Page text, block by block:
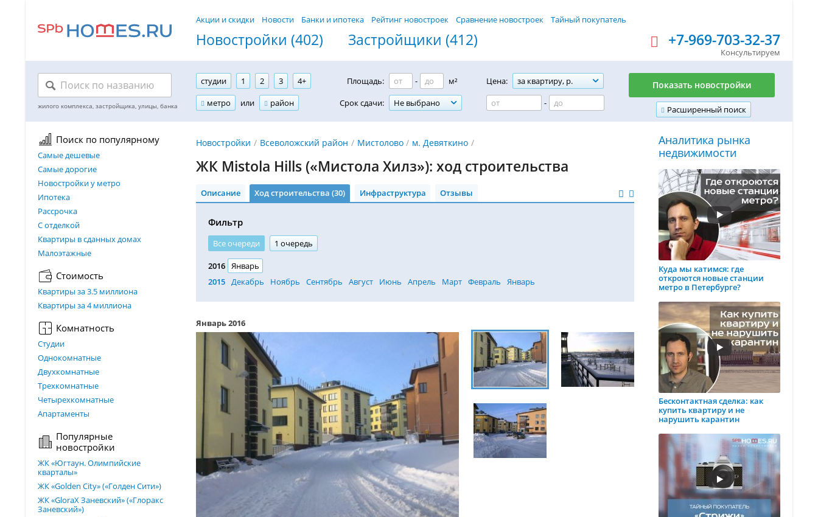
Акции и скидки Новости Банки и ипотека Рейтинг новостроек Сравнение новостроек Тайный покупатель
Новостройки (402) Застройщики (412) +7-969-703-32-37
Консультируем
студии 1 2 3
4+
метро
или район
Площадь: -
м²
Срок сдачи:
Не выбрано
Цена:
за квартиру, р.
-
Расширенный поиск
Показать новостройки
Поиск по популярному
Самые дешевые
Самые дорогие
Новостройки у метро
Ипотека
Рассрочка
С отделкой
Квартиры в сданных домах
Малоэтажные
Стоимость
Квартиры за 3.5 миллиона
Квартиры за 4 миллиона
Комнатность
Студии
Однокомнатные
Двухкомнатные
Трехкомнатные
Четырехкомнатные
Апартаменты
Популярные
новостройки
ЖК «Югтаун. Олимпийские
кварталы»
ЖК «Golden City» («Голден Сити»)
ЖК «GloraX Заневский»​ («Глоракс
Заневский»)
Новостройки Всеволожский район Мистолово м. Девяткино
ЖК Mistola Hills («Мистола Хилз»): ход строительства
Описание Ход строительства (30) Инфраструктура Отзывы
Фильтр
Все очереди 1 очередь
2016
Январь
2015
Декабрь Ноябрь Сентябрь Август Июнь Апрель Март Февраль Январь
Январь 2016
Аналитика рынка
недвижимости
Куда мы катимся: где
откроются новые станции
метро в Петербурге?
Бесконтактная сделка: как
купить квартиру и не
нарушить карантин